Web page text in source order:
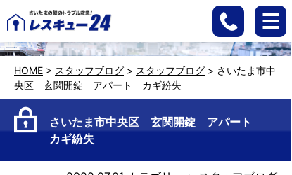
HOME > スタッフブログ > スタッフブログ > さいたま市中
央区 玄関開錠 アパート カギ紛失
さいたま市中央区 玄関開錠 アパート
カギ紛失